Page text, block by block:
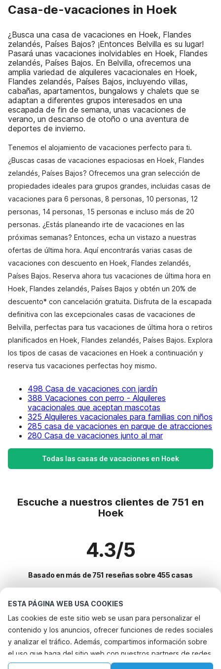
ESTA PÁGINA WEB USA COOKIES
Las cookies de este sitio web se usan para personalizar el
contenido y los anuncios, ofrecer funciones de redes sociales
y analizar el tráfico. Además, compartimos información sobre
el uso que haga del sitio web con nuestros partners de redes
sociales, publicidad y análisis web, quienes pueden
Casa-de-vacaciones in Hoek
¿Busca una casa de vacaciones en Hoek, Flandes
zelandés, Países Bajos? ¡Entonces Belvilla es su lugar!
Pasará unas vacaciones inolvidables en Hoek, Flandes
zelandés, Países Bajos. En Belvilla, ofrecemos una
amplia variedad de alquileres vacacionales en Hoek,
Flandes zelandés, Países Bajos, incluyendo villas,
cabañas, apartamentos, bungalows y chalets que se
adaptan a diferentes grupos interesados en una
escapada de fin de semana, unas vacaciones de
verano, un descanso de otoño o una aventura de
deportes de invierno.
Tenemos el alojamiento de vacaciones perfecto para ti.
¿Buscas casas de vacaciones espaciosas en Hoek, Flandes
zelandés, Países Bajos? Ofrecemos una gran selección de
propiedades ideales para grupos grandes, incluidas casas de
vacaciones para 6 personas, 8 personas, 10 personas, 12
personas, 14 personas, 15 personas e incluso más de 20
personas. ¿Estás planeando irte de vacaciones en las
próximas semanas? Entonces, echa un vistazo a nuestras
ofertas de última hora. Aquí encontrarás varias casas de
vacaciones con descuento en Hoek, Flandes zelandés,
Países Bajos. Reserva ahora tus vacaciones de última hora en
Hoek, Flandes zelandés, Países Bajos y obtén un 20% de
descuento* con cancelación gratuita. Disfruta de la escapada
definitiva con las excepcionales casas de vacaciones de
Belvilla, perfectas para tus vacaciones de última hora o retiros
planificados en Hoek, Flandes zelandés, Países Bajos. Explora
los tipos de casas de vacaciones en Hoek a continuación y
reserva tus vacaciones perfectas hoy mismo.
498 Casa de vacaciones con jardín
388 Vacaciones con perro - Alquileres
vacacionales que aceptan mascotas
325 Alquileres vacacionales para familias con niños
285 casa de vacaciones en parque de atracciones
280 Casa de vacaciones junto al mar
Todas las casas de vacaciones en Hoek
Escuche a nuestros clientes de 751 en
Hoek
4.3/5
Basado en más de 751 reseñas sobre 455 casas
Destinos más populares para vacaciones
Ciudades con los mejores servicios para vacaciones
Casa de vacaciones con jardín cadzand
Casa de vacaciones con jardín eede
Servicios populares para vacaciones en Hoek